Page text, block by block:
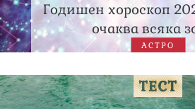
Годишен хороскоп
очаква всяка
АСТРО